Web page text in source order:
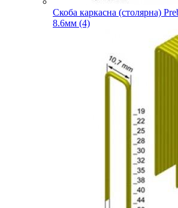
Скоба каркасна (столярна)
8.6мм (4)